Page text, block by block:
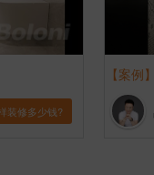
装修多少钱?
【案例